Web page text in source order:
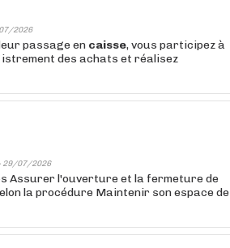
2026
passage en caisse, vous participez à
des achats et réalisez
29/07/2026
Assurer l'ouverture et la fermeture de
la procédure Maintenir son espace de